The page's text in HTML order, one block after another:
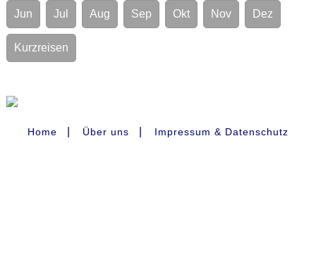
Jun Jul Aug Sep Okt Nov Dez
Kurzreisen
Home Über uns Impressum & Datenschutz